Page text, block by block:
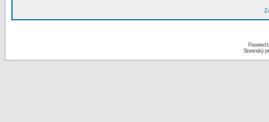
Powered
Slovenský